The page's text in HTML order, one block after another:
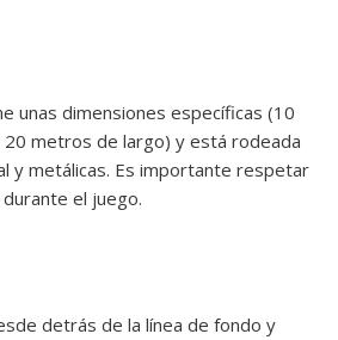
unas dimensiones específicas (10
metros de largo) y está rodeada
y metálicas. Es importante respetar
el juego.
detrás de la línea de fondo y